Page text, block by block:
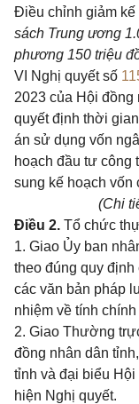
Điều chỉnh giảm kế
sách Trung ương
phương 150 triệu
VI Nghị quyết số
2023 của Hội
quyết định thời
án sử dụng vốn
hoạch đầu tư công
sung kế hoạch vốn
(Chi
Điều 2. Tổ chức
1. Giao Ủy ban
theo đúng quy định
các văn bản pháp
nhiệm về tính
2. Giao Thường
đồng nhân dân
tỉnh và đại biểu
hiện Nghị quyết.